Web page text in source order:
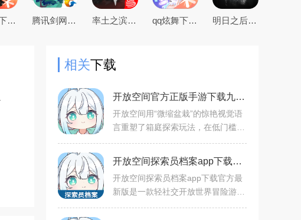
鸿图之下腾讯游戏正式版 腾讯剑网3指尖江湖手游 率土之滨手游下载2026最新版本 qq炫舞下载2026最新版 明日之后官方手游版
相关下载
开放空间官方正版手游下载九游版v1.1.9安卓版
开放空间用“微缩盆栽”的惊艳视觉语
言重塑了箱庭探索玩法，在低门槛的
压力的社交广场之间找到了奇妙的平
衡点；它像一只精致剔
开放空间探索员档案app下载官方最新版v1.0安卓免费版
开放空间探索员档案app下载官方最
新版是一款轻社交开放世界冒险游